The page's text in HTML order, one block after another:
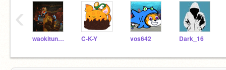
waokitunegalu C-K-Y vos642 Dark_16
‹